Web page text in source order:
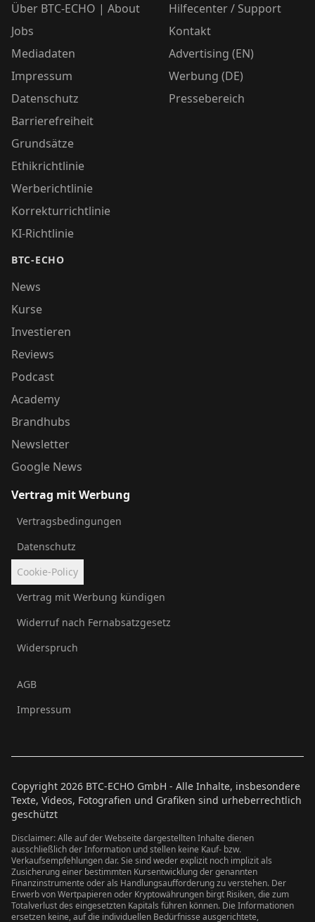
Über BTC-ECHO | About
Jobs
Mediadaten
Impressum
Datenschutz
Barrierefreiheit
Grundsätze
Ethikrichtlinie
Werberichtlinie
Korrekturrichtlinie
KI-Richtlinie
BTC-ECHO
News
Kurse
Investieren
Reviews
Podcast
Academy
Brandhubs
Newsletter
Google News
Hilfecenter / Support
Kontakt
Advertising (EN)
Werbung (DE)
Pressebereich
Vertrag mit Werbung
Vertragsbedingungen
Datenschutz
Cookie-Policy
Vertrag mit Werbung kündigen
Widerruf nach Fernabsatzgesetz
Widerspruch
AGB
Impressum
Copyright 2026 BTC-ECHO GmbH - Alle Inhalte, insbesondere
Texte, Videos, Fotografien und Grafiken sind urheberrechtlich
geschützt
Disclaimer: Alle auf der Webseite dargestellten Inhalte dienen
ausschließlich der Information und stellen keine Kauf- bzw.
Verkaufsempfehlungen dar. Sie sind weder explizit noch implizit als
Zusicherung einer bestimmten Kursentwicklung der genannten
Finanzinstrumente oder als Handlungsaufforderung zu verstehen. Der
Erwerb von Wertpapieren oder Kryptowährungen birgt Risiken, die zum
Totalverlust des eingesetzten Kapitals führen können. Die Informationen
ersetzen keine, auf die individuellen Bedürfnisse ausgerichtete,